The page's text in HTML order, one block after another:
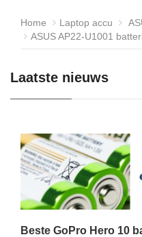
Home Laptop accu
ASUS AP22-U1001
Laatste nieuws
Beste GoPro Hero 10